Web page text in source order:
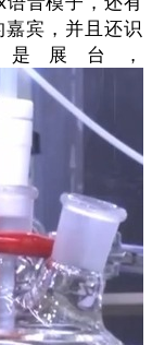
宾，并且还识
展台，